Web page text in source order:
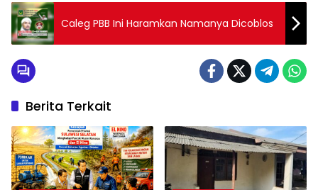
Caleg PBB Ini Haramkan Namanya Dicoblos
Berita Terkait